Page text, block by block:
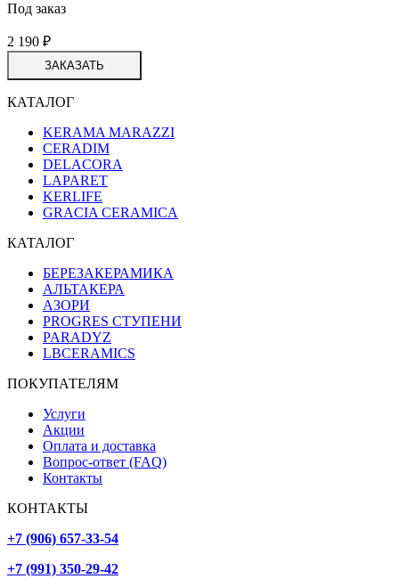
Под заказ
2 190 ₽
ЗАКАЗАТЬ
КАТАЛОГ
KERAMA MARAZZI
CERADIM
DELACORA
LAPARET
KERLIFE
GRACIA CERAMICA
КАТАЛОГ
БЕРЕЗАКЕРАМИКА
АЛЬТАКЕРА
АЗОРИ
PROGRES СТУПЕНИ
PARADYZ
LBCERAMICS
ПОКУПАТЕЛЯМ
Услуги
Акции
Оплата и доставка
Вопрос-ответ (FAQ)
Контакты
КОНТАКТЫ
+7 (906) 657-33-54
+7 (991) 350-29-42